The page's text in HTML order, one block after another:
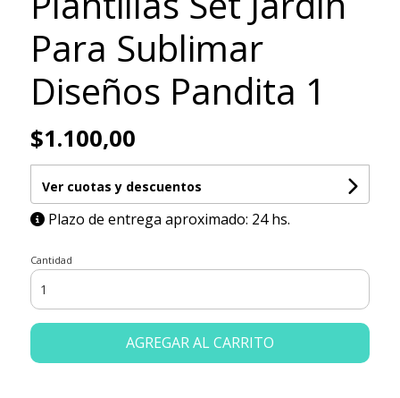
Para Sublimar
Diseños Pandita 1
$1.100,00
Ver cuotas y descuentos
Plazo de entrega aproximado: 24 hs.
Cantidad
AGREGAR AL CARRITO